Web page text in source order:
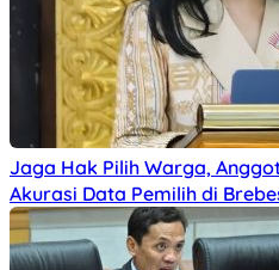
Jaga Hak Pilih Warga,
Akurasi Data Pemilih di